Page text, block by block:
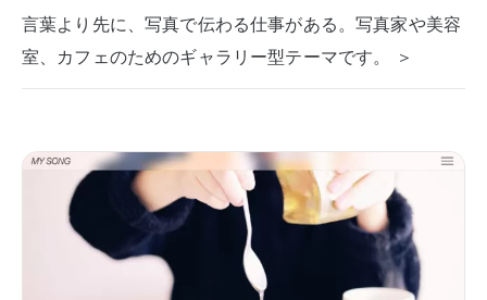
言葉より先に、写真で伝わる仕事がある。写真家や美容
室、カフェのためのギャラリー型テーマです。 ＞